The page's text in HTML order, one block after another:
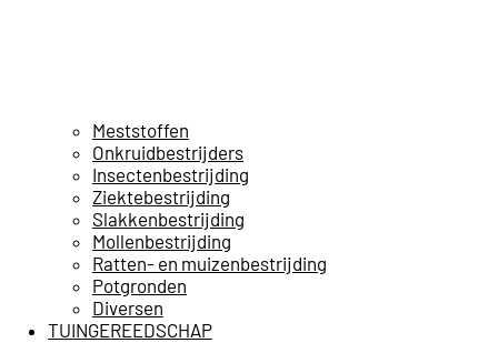
Meststoffen
Onkruidbestrijders
Insectenbestrijding
Ziektebestrijding
Slakkenbestrijding
Mollenbestrijding
Ratten- en muizenbestrijding
Potgronden
Diversen
TUINGEREEDSCHAP